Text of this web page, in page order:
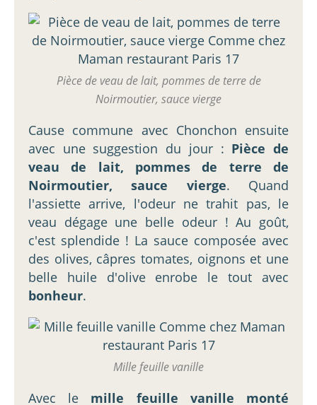
Pièce de veau de lait, pommes de terre de
Noirmoutier, sauce vierge
Cause commune avec Chonchon ensuite
avec une suggestion du jour : Pièce de
veau de lait, pommes de terre de
Noirmoutier, sauce vierge. Quand
l'assiette arrive, l'odeur ne trahit pas, le
veau dégage une belle odeur ! Au goût,
c'est splendide ! La sauce composée avec
des olives, câpres tomates, oignons et une
belle huile d'olive enrobe le tout avec
bonheur.
Mille feuille vanille
Avec le mille feuille vanille monté